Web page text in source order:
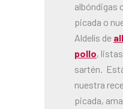
albóndigas
picada o
Aldelís de
pollo,
sartén.
nuestra
picada,